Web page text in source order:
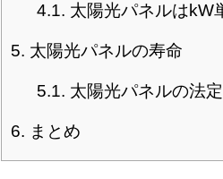
4.1. 太陽光パネルはkW
5. 太陽光パネルの寿命
5.1. 太陽光パネルの法
6. まとめ